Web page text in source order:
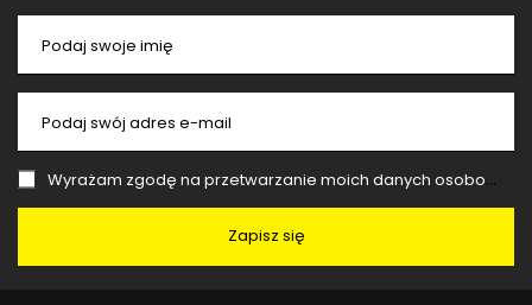
Podaj swoje imię
Podaj swój adres e-mail
Wyrażam zgodę na przetwarzanie moich danych osobowych (adres e-mail) na potrzeby wysyłki newslettera z informacją handlową (marketing). Więcej w
Zapisz się